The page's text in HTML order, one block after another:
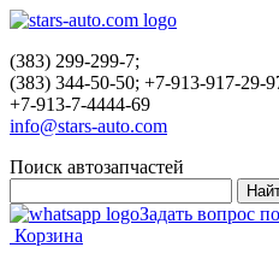
(383) 299-299-7;
(383) 344-50-50; +7-913-917-29-
+7-913-7-4444-69
info@stars-auto.com
Поиск автозапчастей
Задать вопрос
Корзина